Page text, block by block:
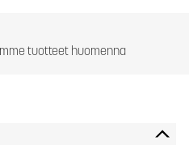
tuotteet huomenna